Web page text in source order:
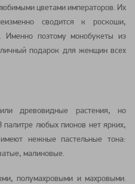
цветами императоров. Их
сводится к роскоши,
Именно поэтому монобукеты из
подарок для женщин всех
древовидные растения, но
любых пионов нет ярких,
нежные пастельные тона:
малиновые.
полумахровыми и махровыми.